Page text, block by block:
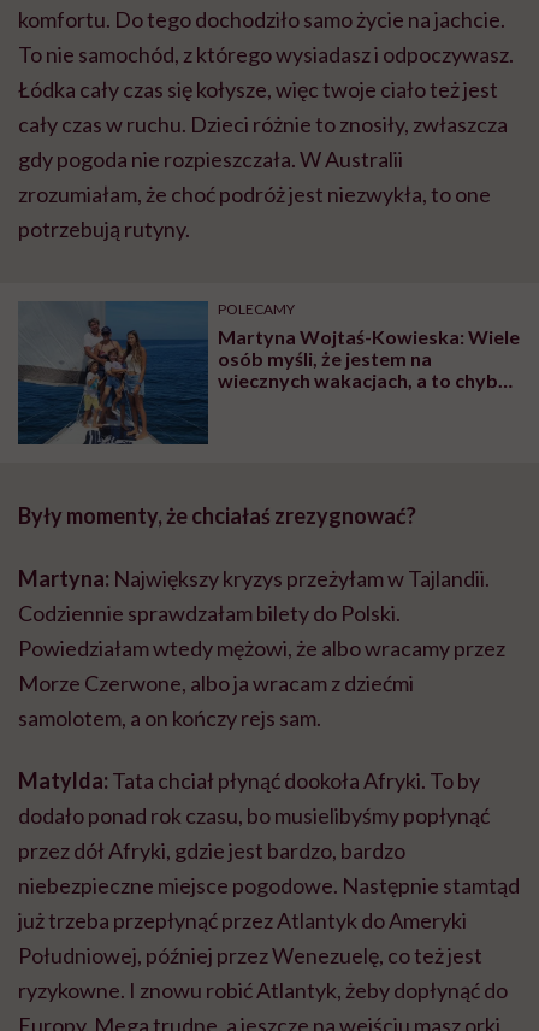
komfortu. Do tego dochodziło samo życie na jachcie.
To nie samochód, z którego wysiadasz i odpoczywasz.
Łódka cały czas się kołysze, więc twoje ciało też jest
cały czas w ruchu. Dzieci różnie to znosiły, zwłaszcza
gdy pogoda nie rozpieszczała. W Australii
zrozumiałam, że choć podróż jest niezwykła, to one
potrzebują rutyny.
POLECAMY
Martyna Wojtaś-Kowieska: Wiele
osób myśli, że jestem na
wiecznych wakacjach, a to chyba
Były momenty, że chciałaś zrezygnować?
Martyna: Największy kryzys przeżyłam w Tajlandii.
Codziennie sprawdzałam bilety do Polski.
Powiedziałam wtedy mężowi, że albo wracamy przez
Morze Czerwone, albo ja wracam z dziećmi
samolotem, a on kończy rejs sam.
Matylda: Tata chciał płynąć dookoła Afryki. To by
dodało ponad rok czasu, bo musielibyśmy popłynąć
przez dół Afryki, gdzie jest bardzo, bardzo
niebezpieczne miejsce pogodowe. Następnie stamtąd
już trzeba przepłynąć przez Atlantyk do Ameryki
Południowej, później przez Wenezuelę, co też jest
ryzykowne. I znowu robić Atlantyk, żeby dopłynąć do
Europy. Mega trudne, a jeszcze na wejściu masz orki,